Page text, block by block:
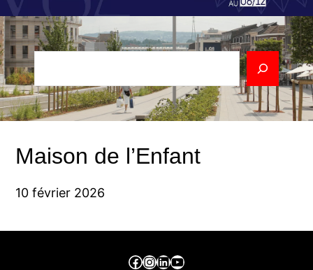
Rechercher
Maison de l’Enfant
10 février 2026
Facebook ville de seraing Instragram ville de seraing linkedin – ville de seraing YouTube